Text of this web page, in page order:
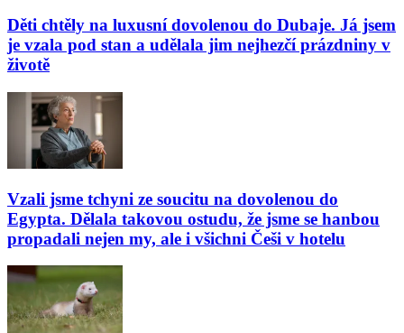
Děti chtěly na luxusní dovolenou do Dubaje. Já jsem
je vzala pod stan a udělala jim nejhezčí prázdniny v
životě
Vzali jsme tchyni ze soucitu na dovolenou do
Egypta. Dělala takovou ostudu, že jsme se hanbou
propadali nejen my, ale i všichni Češi v hotelu